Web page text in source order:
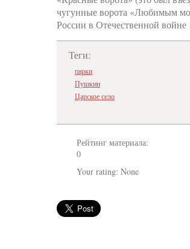
чугунные ворота «Любимым
России в Отечественной
Теги:
парки
Пушкин
Царское село
Рейтинг материала:
0
Your rating: None